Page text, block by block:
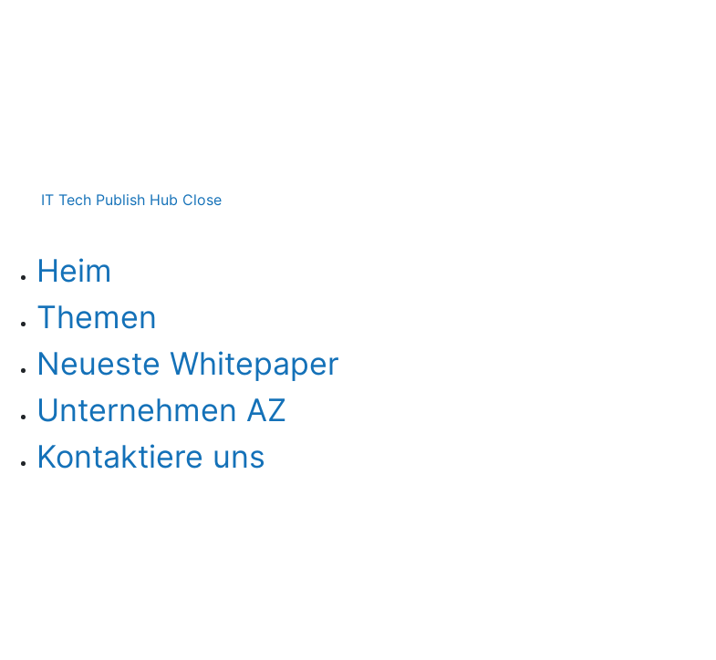
IT Tech Publish Hub Close
Heim
Themen
Neueste Whitepaper
Unternehmen AZ
Kontaktiere uns